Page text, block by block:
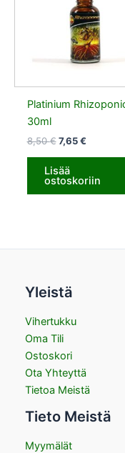
Platinium
30ml
8,50€ 7,65€
Lisää
ostoskoriin
Yleistä
Vihertukku
Oma Tili
Ostoskori
Ota Yhteyttä
Tietoa Meistä
Tieto Meistä
Myymälät